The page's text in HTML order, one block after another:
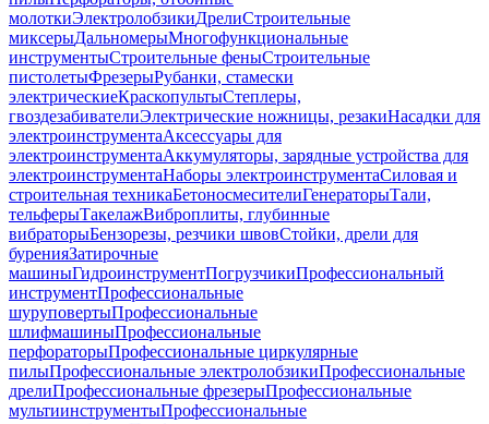
молоткиЭлектролобзикиДрелиСтроительные
миксерыДальномерыМногофункциональные
инструментыСтроительные феныСтроительные
пистолетыФрезерыРубанки, стамески
электрическиеКраскопультыСтеплеры,
гвоздезабивателиЭлектрические ножницы, резакиНасадки для
электроинструментаАксессуары для
электроинструментаАккумуляторы, зарядные устройства для
электроинструментаНаборы электроинструментаСиловая и
строительная техникаБетоносмесителиГенераторыТали,
тельферыТакелажВиброплиты, глубинные
вибраторыБензорезы, резчики швовСтойки, дрели для
буренияЗатирочные
машиныГидроинструментПогрузчикиПрофессиональный
инструментПрофессиональные
шуруповертыПрофессиональные
шлифмашиныПрофессиональные
перфораторыПрофессиональные циркулярные
пилыПрофессиональные электролобзикиПрофессиональные
дрелиПрофессиональные фрезерыПрофессиональные
мультиинструментыПрофессиональные